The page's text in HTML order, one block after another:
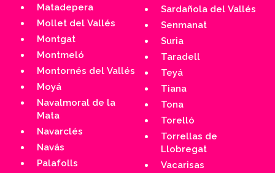
Matadepera
Mollet del Vallés
Montgat
Montmeló
Montornés del Vallés
Moyá
Navalmoral de la
Mata
Navarclés
Navás
Palafolls
Sardañola del Vallés
Senmanat
Suria
Taradell
Teyá
Tiana
Tona
Torelló
Torrellas de
Llobregat
Vacarisas